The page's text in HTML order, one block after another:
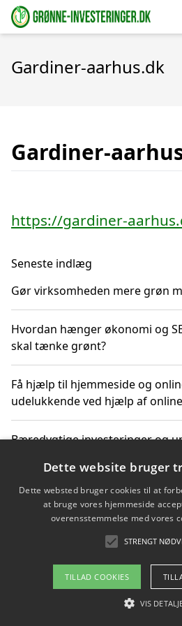
Gardiner-aarhus.dk
Gardiner-
https://gardiner-
Seneste indlæg
Gør virksomheden mere grøn
Hvordan hænger økonomi og
skal tænke grønt?
Få hjælp til hjemmeside og
udelukkende ved hjælp af
Bæredygtige investeringer og
Sådan kan online møder for
grønne investeringer
Copyright 2026 -
Om / kontakt
Dette website bruger
Dette websted bruger cookies til at
at bruge vores hjemmeside
overensstemmelse med vores
STRENGT
TILLAD COOKIES
VIS